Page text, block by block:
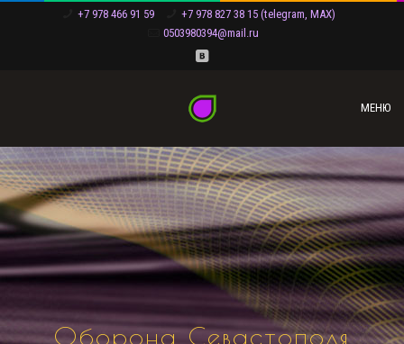
+7 978 466 91 59
+7 978 827 38 15 (telegram, MAX)
0503980394@mail.ru
МЕНЮ
Оборона Севастополя